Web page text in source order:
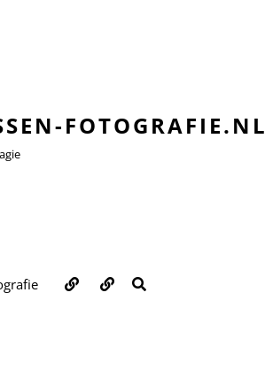
FOTOGRAFIE.NL
Over
ons
Contact